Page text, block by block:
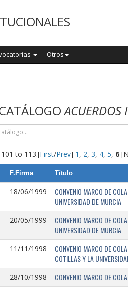
Otros
ACUERDOS
to 113.[First/Prev] 1 , 2, 3, 4, 5, 6
F.Firma Título
18/06/1999
CONVENIO MARCO DE
UNIVERSIDAD DE MURCIA
20/05/1999
CONVENIO MARCO DE
UNIVERSIDAD DE MURCIA
11/11/1998
CONVENIO MARCO DE
COTILLAS Y LA
28/10/1998 CONVENIO MARCO DE